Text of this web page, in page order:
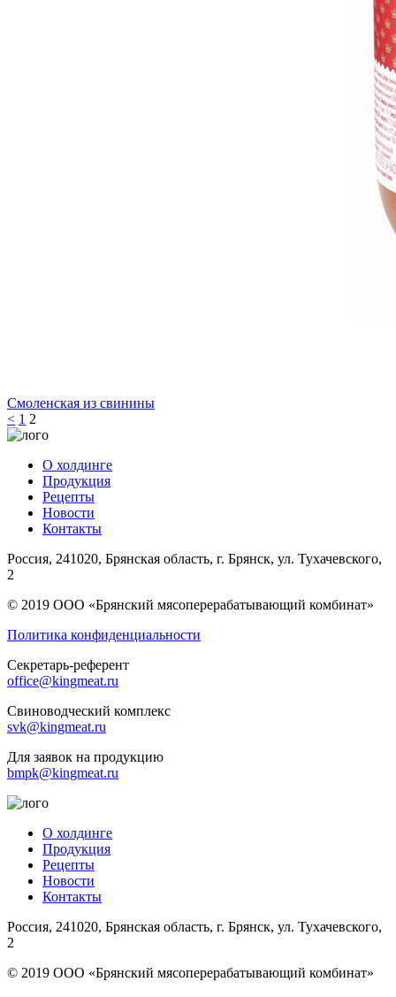
Смоленская из свинины
< 1 2
О холдинге
Продукция
Рецепты
Новости
Контакты
Россия, 241020, Брянская область, г. Брянск, ул. Тухачевского,
2
© 2019 ООО «Брянский мясоперерабатывающий комбинат»
Политика конфиденциальности
Секретарь-референт
office@kingmeat.ru
Свиноводческий комплекс
svk@kingmeat.ru
Для заявок на продукцию
bmpk@kingmeat.ru
О холдинге
Продукция
Рецепты
Новости
Контакты
Россия, 241020, Брянская область, г. Брянск, ул. Тухачевского,
2
© 2019 ООО «Брянский мясоперерабатывающий комбинат»